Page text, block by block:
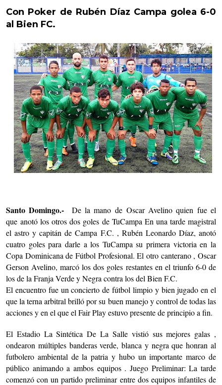
Con Poker de Rubén Díaz Campa golea 6-0
al Bien FC.
Santo Domingo.- De la mano de Oscar Avelino quien fue el
que anotó los otros dos goles de TuCampa En una tarde magistral
el astro y capitán de Campa F.C. , Rubén Leonardo Díaz, anotó
cuatro goles para darle a los TuCampa su primera victoria en la
Copa Dominicana de Fútbol Profesional. El otro canterano , Oscar
Gerson Avelino, marcó los dos goles restantes en el triunfo 6-0 de
los de la Franja Verde y Negra contra los del Bien F.C.
El encuentro fue un concierto de fútbol limpio y bien jugado en el
que la terna arbitral brilló por su buen manejo y control de todas las
acciones y en el que el Fair Play estuvo presente de principio a fin.
El Estadio La Sintética De La Salle vistió sus mejores galas ,
ondearon múltiples banderas verde, blanca y negra que honran al
futbolero ambiental de la patria y hubo un importante marco de
público animando a ambos equipos . Juego Preliminar: La tarde
comenzó con un partido preliminar entre dos equipos infantiles de